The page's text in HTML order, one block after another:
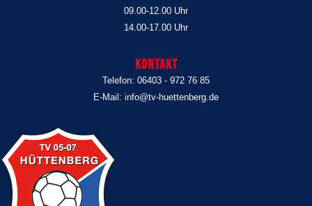
09.00-12.00 Uhr
14.00-17.00 Uhr
Kontakt
Telefon: 06403 - 972 76 85
E-Mail: info@tv-huettenberg.de